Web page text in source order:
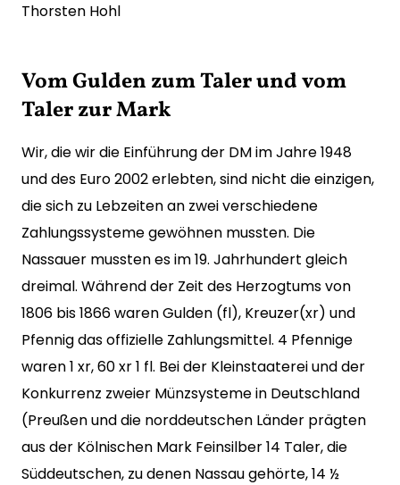
Thorsten Hohl
Vom Gulden zum Taler und vom
Taler zur Mark
Wir, die wir die Einführung der DM im Jahre 1948
und des Euro 2002 erlebten, sind nicht die einzigen,
die sich zu Lebzeiten an zwei verschiedene
Zahlungssysteme gewöhnen mussten. Die
Nassauer mussten es im 19. Jahrhundert gleich
dreimal. Während der Zeit des Herzogtums von
1806 bis 1866 waren Gulden (fl), Kreuzer(xr) und
Pfennig das offizielle Zahlungsmittel. 4 Pfennige
waren 1 xr, 60 xr 1 fl. Bei der Kleinstaaterei und der
Konkurrenz zweier Münzsysteme in Deutschland
(Preußen und die norddeutschen Länder prägten
aus der Kölnischen Mark Feinsilber 14 Taler, die
Süddeutschen, zu denen Nassau gehörte, 14 ½